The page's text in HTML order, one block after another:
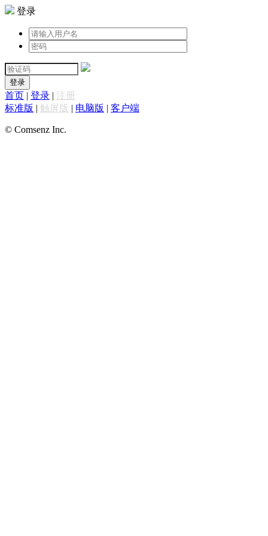
登录
登录
首页 | 登录 | 注册
标准版 | 触屏版 | 电脑版 | 客户端
© Comsenz Inc.